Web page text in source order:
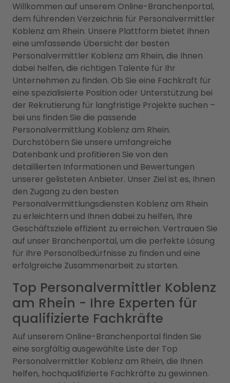
Willkommen auf unserem Online-Branchenportal,
dem führenden Verzeichnis für Personalvermittler
Koblenz am Rhein. Unsere Plattform bietet Ihnen
eine umfassende Übersicht der besten
Personalvermittler Koblenz am Rhein, die Ihnen
dabei helfen, die richtigen Talente für Ihr
Unternehmen zu finden. Ob Sie eine Fachkraft für
eine spezialisierte Position oder Unterstützung bei
der Rekrutierung für langfristige Projekte suchen –
bei uns finden Sie die passende
Personalvermittlung Koblenz am Rhein.
Durchstöbern Sie unsere umfangreiche
Datenbank und profitieren Sie von den
detaillierten Informationen und Bewertungen
unserer gelisteten Anbieter. Unser Ziel ist es, Ihnen
den Zugang zu den besten
Personalvermittlungsdiensten Koblenz am Rhein
zu erleichtern und Ihnen dabei zu helfen, Ihre
Geschäftsziele effizient zu erreichen. Vertrauen Sie
auf unser Branchenportal, um die perfekte Lösung
für Ihre Personalbedürfnisse zu finden und eine
erfolgreiche Zusammenarbeit zu starten.
Top Personalvermittler Koblenz
am Rhein - Ihre Experten für
qualifizierte Fachkräfte
Auf unserem Online-Branchenportal finden Sie
eine sorgfältig ausgewählte Liste der Top
Personalvermittler Koblenz am Rhein, die Ihnen
helfen, hochqualifizierte Fachkräfte zu gewinnen.